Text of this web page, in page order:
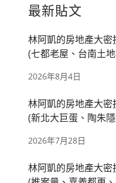
最新貼文
林阿凱的房地產大
(七都老屋、台南土
2026年8月4日
林阿凱的房地產大
(新北大巨蛋、陶朱
2026年7月28日
林阿凱的房地產大